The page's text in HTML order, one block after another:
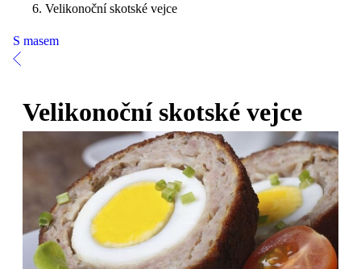
Velikonoční skotské vejce
S masem
Velikonoční skotské vejce